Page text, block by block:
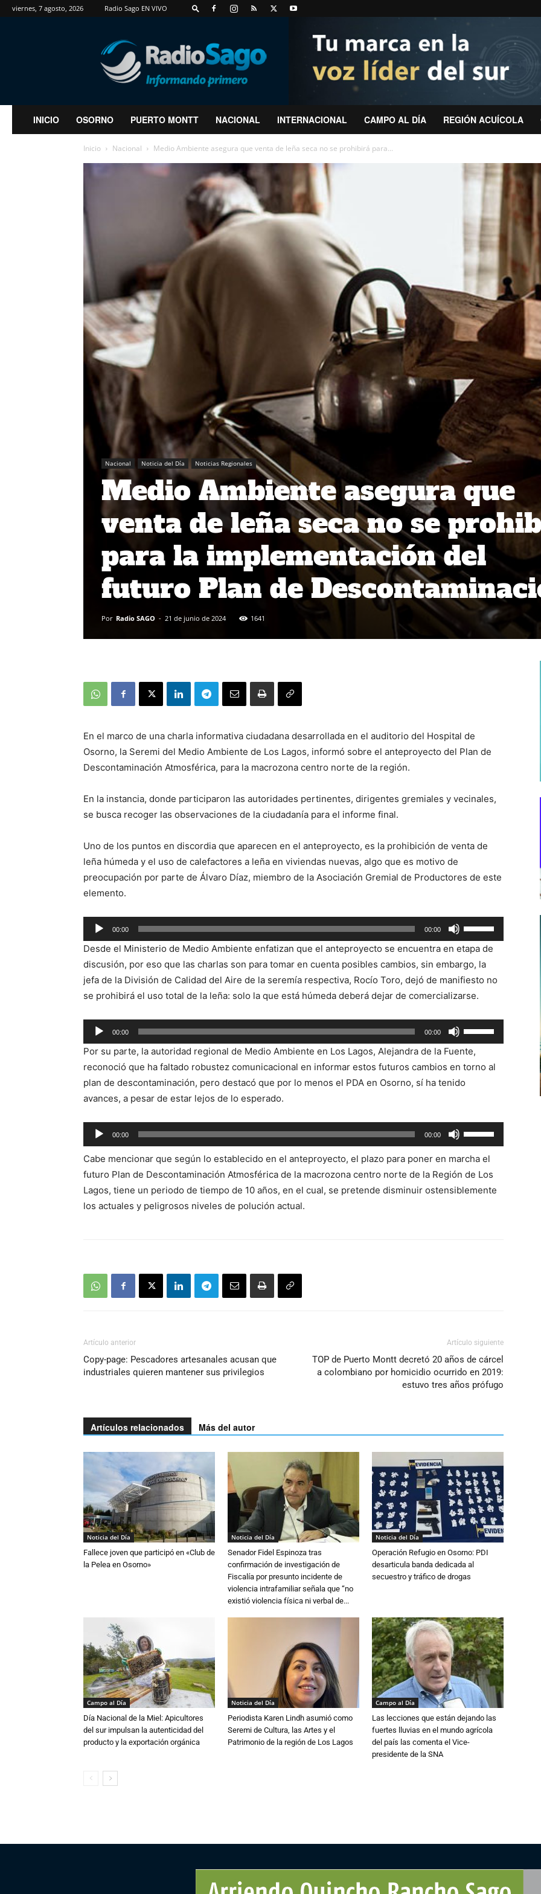
viernes, 7 agosto, 2026 Radio Sago EN VIVO
RadioSago
INICIO OSORNO PUERTO MONTT NACIONAL INTERNACIONAL CAMPO AL DÍA REGIÓN ACUÍCOLA
Inicio Nacional Medio Ambiente asegura que venta de leña seca no se prohibirá para...
Nacional Noticia del Día Noticias Regionales
Medio Ambiente asegura que
venta de leña seca no se
para la implementación del
futuro Plan de
Por Radio SAGO - 21 de junio de 2024 1641
En el marco de una charla informativa ciudadana desarrollada en el auditorio del Hospital de
Osorno, la Seremi del Medio Ambiente de Los Lagos, informó sobre el anteproyecto del Plan de
Descontaminación Atmosférica, para la macrozona centro norte de la región.
En la instancia, donde participaron las autoridades pertinentes, dirigentes gremiales y vecinales,
se busca recoger las observaciones de la ciudadanía para el informe final.
Uno de los puntos en discordia que aparecen en el anteproyecto, es la prohibición de venta de
leña húmeda y el uso de calefactores a leña en viviendas nuevas, algo que es motivo de
preocupación por parte de Álvaro Díaz, miembro de la Asociación Gremial de Productores de este
elemento.
Reproductor
de
audio
00:00 00:00
las
teclas
de
flecha
arriba/abajo
para
aumentar
o
disminuir
el
Desde el Ministerio de Medio Ambiente enfatizan que el anteproyecto se encuentra en etapa de
discusión, por eso que las charlas son para tomar en cuenta posibles cambios, sin embargo, la
jefa de la División de Calidad del Aire de la seremía respectiva, Rocío Toro, dejó de manifiesto no
se prohibirá el uso total de la leña: solo la que está húmeda deberá dejar de comercializarse.
Reproductor
de
audio
00:00 00:00
las
teclas
de
flecha
para
aumentar
Por su parte, la autoridad regional de Medio Ambiente en Los Lagos, Alejandra de la Fuente,
reconoció que ha faltado robustez comunicacional en informar estos futuros cambios en torno al
plan de descontaminación, pero destacó que por lo menos el PDA en Osorno, sí ha tenido
avances, a pesar de estar lejos de lo esperado.
Reproductor
de
audio
00:00 00:00
las
teclas
de
flecha
Cabe mencionar que según lo establecido en el anteproyecto, el plazo para poner en marcha el
futuro Plan de Descontaminación Atmosférica de la macrozona centro norte de la Región de Los
Lagos, tiene un periodo de tiempo de 10 años, en el cual, se pretende disminuir ostensiblemente
los actuales y peligrosos niveles de polución actual.
Artículo anterior
Copy-page: Pescadores artesanales acusan que
industriales quieren mantener sus privilegios
Artículo siguiente
TOP de Puerto Montt decretó 20 años de cárcel
a colombiano por homicidio ocurrido en 2019:
estuvo tres años prófugo
Artículos relacionados Más del autor
Noticia del Día
Fallece joven que participó en «Club de
la Pelea en Osorno»
Noticia del Día
Senador Fidel Espinoza tras
confirmación de investigación de
Fiscalía por presunto incidente de
violencia intrafamiliar señala que “no
existió violencia física ni verbal de...
Noticia del Día
Operación Refugio en Osorno: PDI
desarticula banda dedicada al
secuestro y tráfico de drogas
Campo al Día
Día Nacional de la Miel: Apicultores
del sur impulsan la autenticidad del
producto y la exportación orgánica
Noticia del Día
Periodista Karen Lindh asumió como
Seremi de Cultura, las Artes y el
Patrimonio de la región de Los Lagos
Campo al Día
Las lecciones que están dejando las
fuertes lluvias en el mundo agrícola
del país las comenta el Vice-
presidente de la SNA